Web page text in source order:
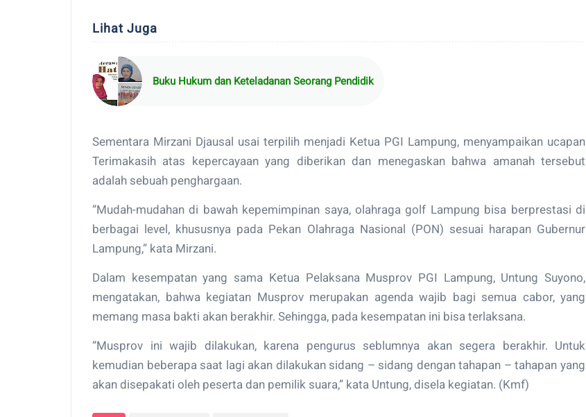
Lihat Juga
Buku Hukum dan Keteladanan Seorang Pendidik
Sementara Mirzani Djausal usai terpilih menjadi Ketua PGI Lampung, menyampaikan ucapan
Terimakasih atas kepercayaan yang diberikan dan menegaskan bahwa amanah tersebut
adalah sebuah penghargaan.
“Mudah-mudahan di bawah kepemimpinan saya, olahraga golf Lampung bisa berprestasi di
berbagai level, khususnya pada Pekan Olahraga Nasional (PON) sesuai harapan Gubernur
Lampung,” kata Mirzani.
Dalam kesempatan yang sama Ketua Pelaksana Musprov PGI Lampung, Untung Suyono,
mengatakan, bahwa kegiatan Musprov merupakan agenda wajib bagi semua cabor, yang
memang masa bakti akan berakhir. Sehingga, pada kesempatan ini bisa terlaksana.
“Musprov ini wajib dilakukan, karena pengurus seblumnya akan segera berakhir. Untuk
kemudian beberapa saat lagi akan dilakukan sidang – sidang dengan tahapan – tahapan yang
akan disepakati oleh peserta dan pemilik suara,” kata Untung, disela kegiatan. (Kmf)